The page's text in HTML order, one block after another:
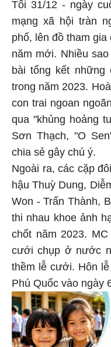
Tối 31/12 - ngày
mạng xã hội tràn
phố, lên đồ tham
năm mới. Nhiều
bài tổng kết những
trong năm 2023.
con trai ngoan
qua "khủng hoảng
Sơn Thạch, "O
chia sẻ gây chú ý.
Ngoài ra, các cặp
hậu Thuỳ Dung,
Won - Trấn Thành,
thi nhau khoe ảnh
chốt năm 2023.
cưới chụp ở nước
thềm lễ cưới. Hôn
Phú Quốc vào ngày